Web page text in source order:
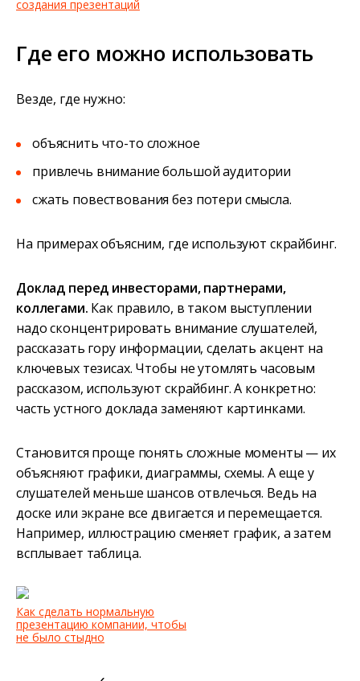
создания презентаций
Где его можно использовать
Везде, где нужно:
объяснить что-то сложное
привлечь внимание большой аудитории
сжать повествования без потери смысла.
На примерах объясним, где используют скрайбинг.
Доклад перед инвесторами, партнерами,
коллегами. Как правило, в таком выступлении
надо сконцентрировать внимание слушателей,
рассказать гору информации, сделать акцент на
ключевых тезисах. Чтобы не утомлять часовым
рассказом, используют скрайбинг. А конкретно:
часть устного доклада заменяют картинками.
Становится проще понять сложные моменты — их
объясняют графики, диаграммы, схемы. А еще у
слушателей меньше шансов отвлечься. Ведь на
доске или экране все двигается и перемещается.
Например, иллюстрацию сменяет график, а затем
всплывает таблица.
Как сделать нормальную
презентацию компании, чтобы
не было стыдно